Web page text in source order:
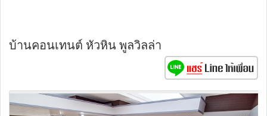
บ้านคอนเทนต์ หัวหิน พูลวิลล่า